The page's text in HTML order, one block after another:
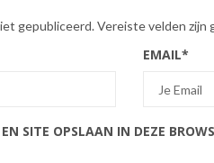
gepubliceerd.Vereiste velden zijn
EMAIL*
SITE OPSLAAN IN DEZE